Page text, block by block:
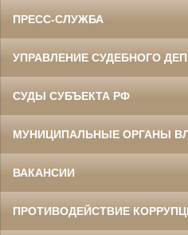
ПРЕСС-СЛУЖБА
УПРАВЛЕНИЕ СУДЕБНОГО
СУДЫ СУБЪЕКТА РФ
МУНИЦИПАЛЬНЫЕ ОРГАНЫ
ВАКАНСИИ
ПРОТИВОДЕЙСТВИЕ